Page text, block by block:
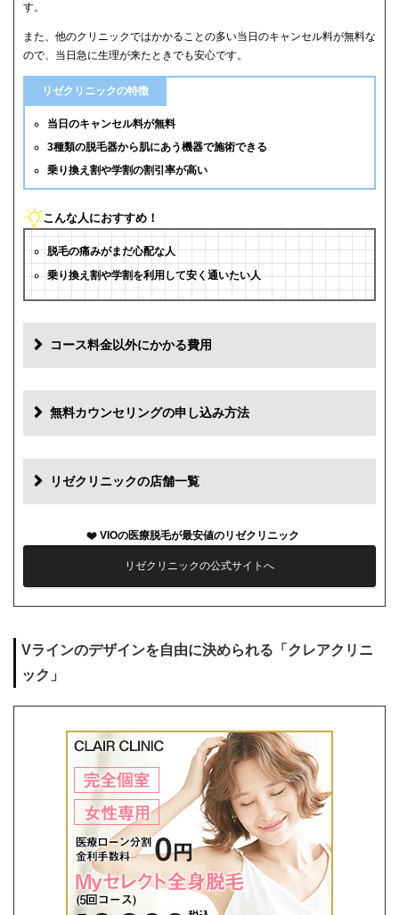
す。
また、他のクリニックではかかることの多い当日のキャンセル料が無料な
ので、当日急に生理が来たときでも安心です。
リゼクリニックの特徴
当日のキャンセル料が無料
3種類の脱毛器から肌にあう機器で施術できる
乗り換え割や学割の割引率が高い
こんな人におすすめ！
脱毛の痛みがまだ心配な人
乗り換え割や学割を利用して安く通いたい人
コース料金以外にかかる費用
初診料 0円
再診料 0円
薬代 0円
シェービング代 0円
キャンセル料 前日まで無料
無料カウンセリングの申し込み方法
リゼクリニックの店舗一覧
VIOの医療脱毛が最安値のリゼクリニック
リゼクリニックの公式サイトへ
Vラインのデザインを自由に決められる「クレアクリニ
ック」